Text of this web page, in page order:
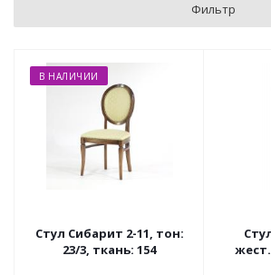
Фильтр
В НАЛИЧИИ
Стул Сибарит 2-11, тон:
23/3, ткань: 154